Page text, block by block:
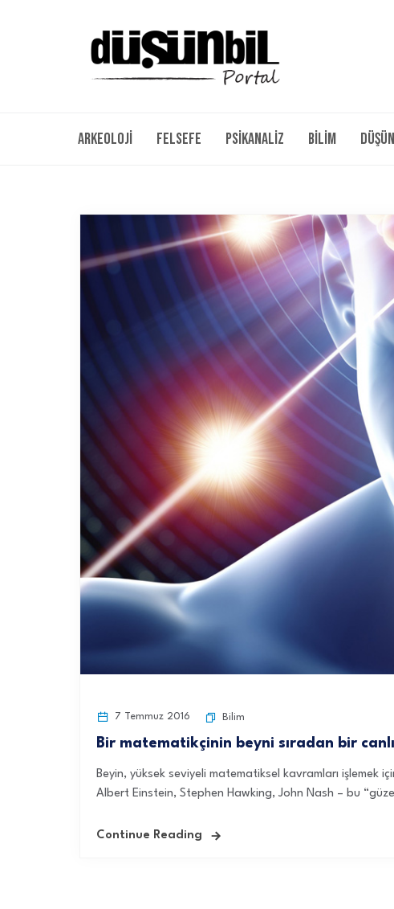
Arkeoloji Felsefe Psikanaliz Bilim
7 Temmuz 2016 Bilim
Bir matematikçinin beyni sıradan bir
Beyin, yüksek seviyeli matematiksel kavramları işlemek
Albert Einstein, Stephen Hawking, John Nash – bu
Continue Reading